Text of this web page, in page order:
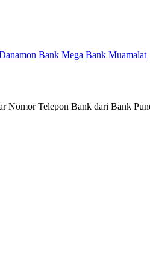
Bank Mega Bank Muamalat
Telepon Bank dari Bank